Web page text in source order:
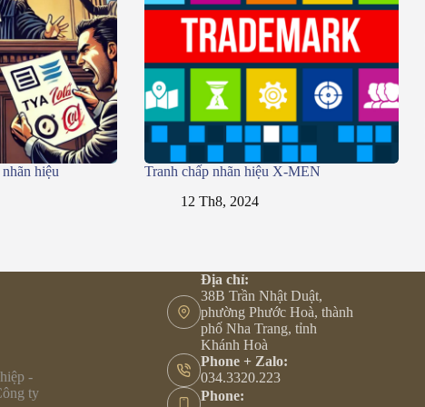
hiệu
Tranh chấp nhãn hiệu X-MEN
12 Th8, 2024
-
ty
Địa chỉ:
38B Trần Nhật Duật,
phường Phước Hoà, thành
phố Nha Trang, tỉnh
Khánh Hoà
Phone + Zalo:
034.3320.223
Phone: